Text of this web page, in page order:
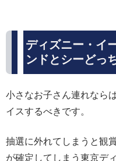
ディズニー・イ
ンドとシーどっ
小さなお子さん連れなら
イスするべきです。
抽選に外れてしまうと観
が確定してしまう東京デ